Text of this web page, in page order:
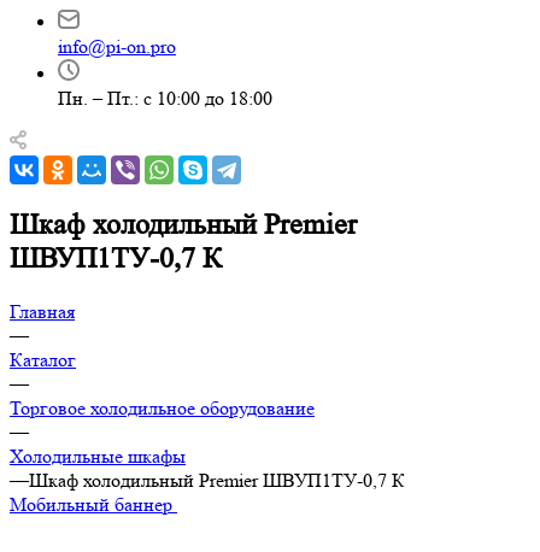
info@pi-on.pro
Пн. – Пт.: с 10:00 до 18:00
Шкаф холодильный Premier
ШВУП1ТУ-0,7 К
Главная
—
Каталог
—
Торговое холодильное оборудование
—
Холодильные шкафы
—Шкаф холодильный Premier ШВУП1ТУ-0,7 К
Мобильный баннер